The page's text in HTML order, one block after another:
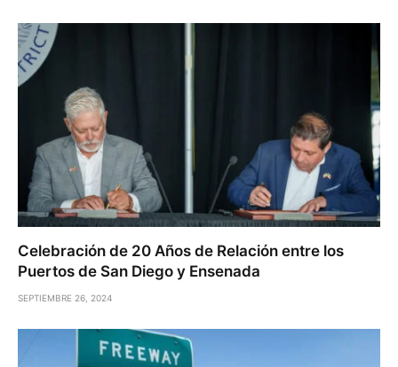
Celebración de 20 Años de Relación entre los
Puertos de San Diego y Ensenada
SEPTIEMBRE 26, 2024